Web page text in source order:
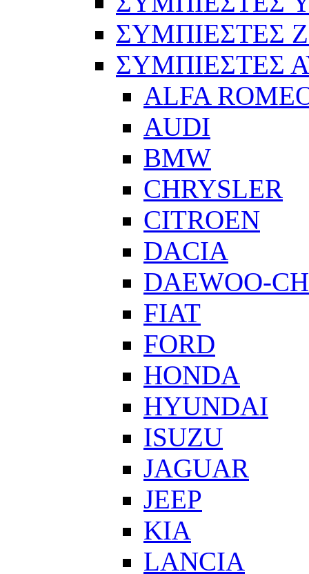
ΣΥΜΠΙΕΣΤΕΣ
ΣΥΜΠΙΕΣΤΕΣ
ALFA
AUDI
BMW
CHRYSLER
CITROEN
DACIA
DAEWOO-
FIAT
FORD
HONDA
HYUNDAI
ISUZU
JAGUAR
JEEP
KIA
LANCIA